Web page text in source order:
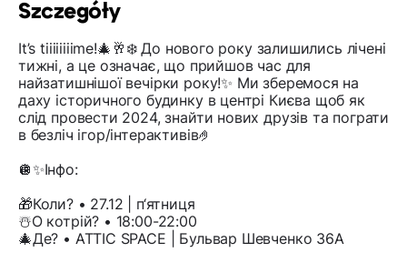
Szczegóły
It’s tiiiiiiiime!🎄🥂❄️ До нового року залишились лічені
тижні, а це означає, що прийшов час для
найзатишнішої вечірки року!✨ Ми зберемося на
даху історичного будинку в центрі Києва щоб як
слід провести 2024, знайти нових друзів та пограти
в безліч ігор/інтерактивів🤌
🪩✨Інфо:
🎁Коли? • 27.12 | п‘ятниця
☃️О котрій? • 18:00-22:00
🎄Де? • ATTIC SPACE | Бульвар Шевченко 36А